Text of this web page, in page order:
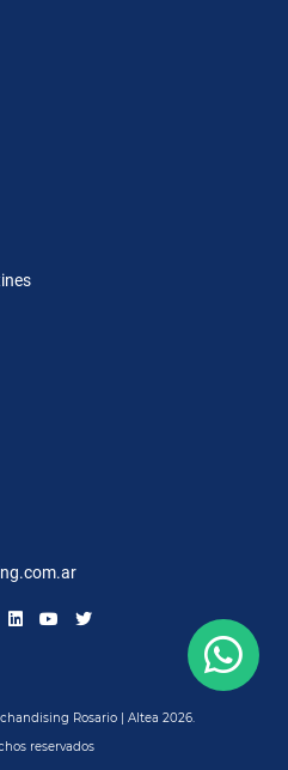
Rosario | Altea 2026.
reservados